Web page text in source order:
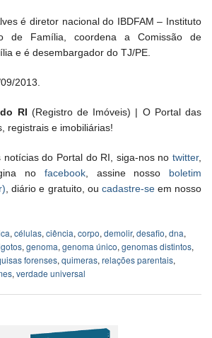
é diretor nacional do IBDFAM – Instituto
de Família, coordena a Comissão de
e é desembargador do TJ/PE.
2013.
RI (Registro de Imóveis) | O Portal das
registrais e imobiliárias!
notícias do Portal do RI, siga-nos no twitter,
no facebook, assine nosso boletim
, diário e gratuito, ou cadastre-seem nosso
, células, ciência, corpo, demolir, desafio, dna,
, genoma, genoma único, genomas distintos,
forenses, quimeras, relações parentais,
, verdade universal